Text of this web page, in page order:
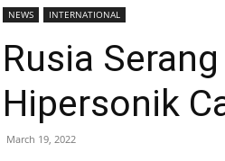
NEWS INTERNATIONAL
Rusia
Hipersonik
March 19, 2022